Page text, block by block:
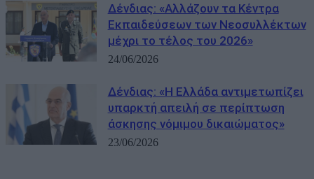
Δένδιας: «Αλλάζουν τα Κέντρα
Εκπαιδεύσεων των Νεοσυλλέκτων
μέχρι το τέλος του 2026»
24/06/2026
Δένδιας: «Η Ελλάδα αντιμετωπίζει
υπαρκτή απειλή σε περίπτωση
άσκησης νόμιμου δικαιώματος»
23/06/2026